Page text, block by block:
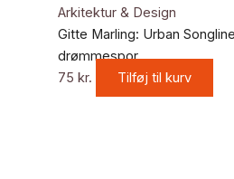
Arkitektur & Design
Gitte Marling: Urban
drømmespor
75 kr. Tilføj til kurv